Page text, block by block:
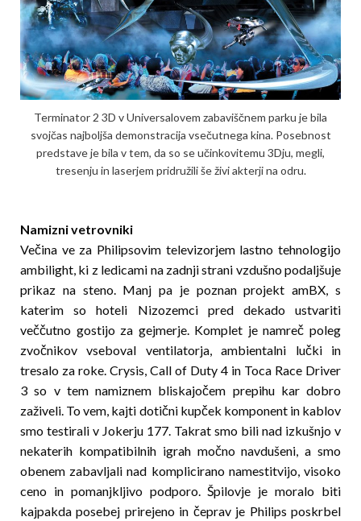
Terminator 2 3D v Universalovem zabaviščnem parku je bila
svojčas najboljša demonstracija vsečutnega kina. Posebnost
predstave je bila v tem, da so se učinkovitemu 3Dju, megli,
tresenju in laserjem pridružili še živi akterji na odru.
Namizni vetrovniki
Večina ve za Philipsovim televizorjem lastno tehnologijo
ambilight, ki z ledicami na zadnji strani vzdušno podaljšuje
prikaz na steno. Manj pa je poznan projekt amBX, s
katerim so hoteli Nizozemci pred dekado ustvariti
veččutno gostijo za gejmerje. Komplet je namreč poleg
zvočnikov vseboval ventilatorja, ambientalni lučki in
tresalo za roke. Crysis, Call of Duty 4 in Toca Race Driver
3 so v tem namiznem bliskajočem prepihu kar dobro
zaživeli. To vem, kajti dotični kupček komponent in kablov
smo testirali v Jokerju 177. Takrat smo bili nad izkušnjo v
nekaterih kompatibilnih igrah močno navdušeni, a smo
obenem zabavljali nad komplicirano namestitvijo, visoko
ceno in pomanjkljivo podporo. Špilovje je moralo biti
kajpakda posebej prirejeno in čeprav je Philips poskrbel